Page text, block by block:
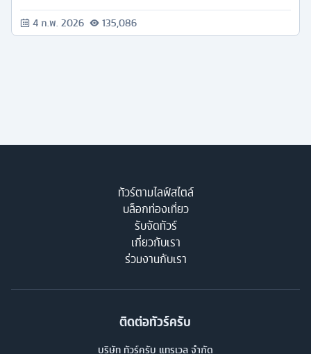
4 ก.พ. 2026 135,086
ทัวร์ตามไลฟ์สไตล์
บล็อกท่องเที่ยว
รับจัดทัวร์
เกี่ยวกับเรา
ร่วมงานกับเรา
ติดต่อทัวร์ครับ
บริษัท ทัวร์ครับ แทรเวล จำกัด